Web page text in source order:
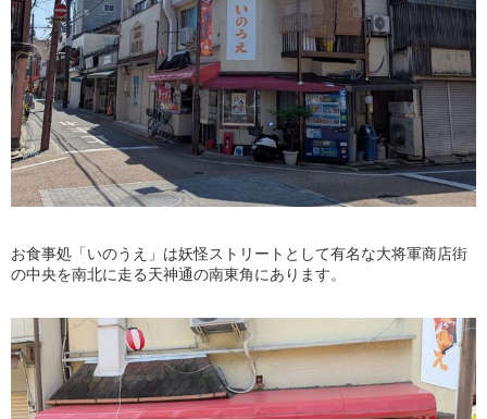
お食事処「いのうえ」は妖怪ストリートとして有名な大将軍商店街
の中央を南北に走る天神通の南東角にあります。